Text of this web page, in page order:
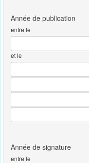
entre le
et le
entre le